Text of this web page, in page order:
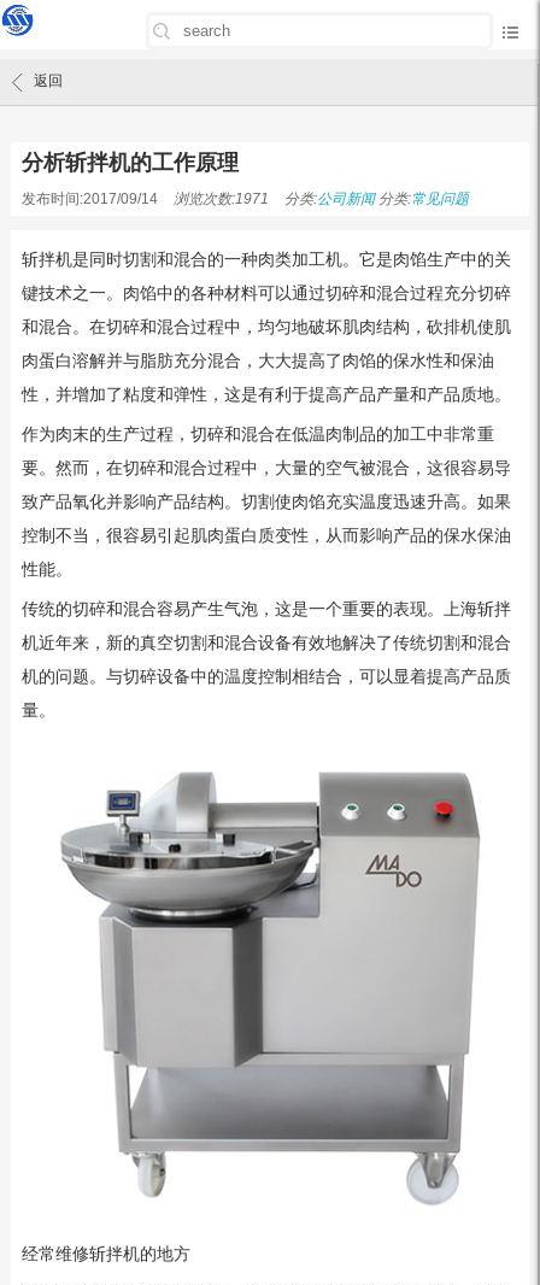
首页 分析斩拌机的工作原理
返回
分析斩拌机的工作原理
发布时间:2017/09/14 浏览次数:1971 分类:公司新闻分类:常见问题
斩拌机是同时切割和混合的一种肉类加工机。它是肉馅生产中的关
键技术之一。肉馅中的各种材料可以通过切碎和混合过程充分切碎
和混合。在切碎和混合过程中，均匀地破坏肌肉结构，砍排机使肌
肉蛋白溶解并与脂肪充分混合，大大提高了肉馅的保水性和保油
性，并增加了粘度和弹性，这是有利于提高产品产量和产品质地。
作为肉末的生产过程，切碎和混合在低温肉制品的加工中非常重
要。然而，在切碎和混合过程中，大量的空气被混合，这很容易导
致产品氧化并影响产品结构。切割使肉馅充实温度迅速升高。如果
控制不当，很容易引起肌肉蛋白质变性，从而影响产品的保水保油
性能。
传统的切碎和混合容易产生气泡，这是一个重要的表现。上海斩拌
机近年来，新的真空切割和混合设备有效地解决了传统切割和混合
机的问题。与切碎设备中的温度控制相结合，可以显着提高产品质
量。
经常维修斩拌机的地方